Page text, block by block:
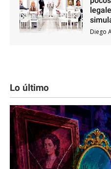
Diego
Lo último